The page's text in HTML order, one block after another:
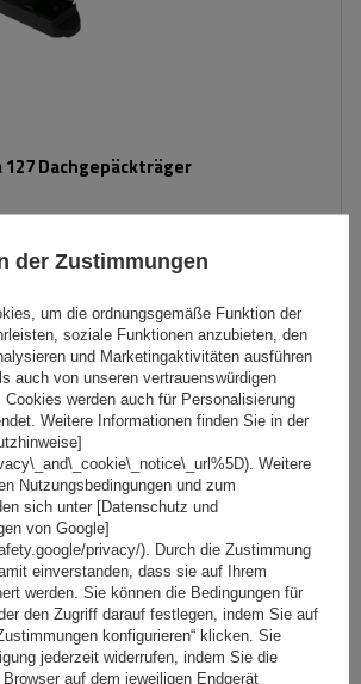
Dachgepäckträger
vor Rabatt:
+11%
Wir versenden schon am11. August
In den
Warenkorb
der Zustimmungen
um die ordnungsgemäße Funktion der
soziale Funktionen anzubieten, den
und Marketingaktivitäten ausführen
auch von unseren vertrauenswürdigen
werden auch für Personalisierung
Weitere Informationen finden Sie in der
Weitere
Nutzungsbedingungen und zum
sich unter [Datenschutz und
von Google]
privacy/). Durch die Zustimmung
einverstanden, dass sie auf Ihrem
werden. Sie können die Bedingungen für
den Zugriff darauf festlegen, indem Sie auf
konfigurieren“ klicken. Sie
jederzeit widerrufen, indem Sie die
auf dem jeweiligen Endgerät